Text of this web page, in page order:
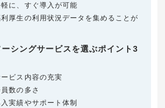
に、すぐ導入が可能
厚生の利用状況データを集めることが
シングサービスを選ぶポイント3
ビス内容の充実
数の多さ
実績やサポート体制